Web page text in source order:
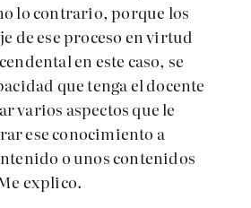
lo contrario, porque los
de ese proceso en virtud
en este caso, se
que tenga el docente
varios aspectos que le
ese conocimiento a
o unos contenidos
explico.